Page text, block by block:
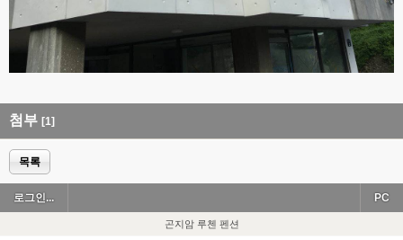
첨부 [1]
목록
로그인... PC
곤지암 루첸 펜션